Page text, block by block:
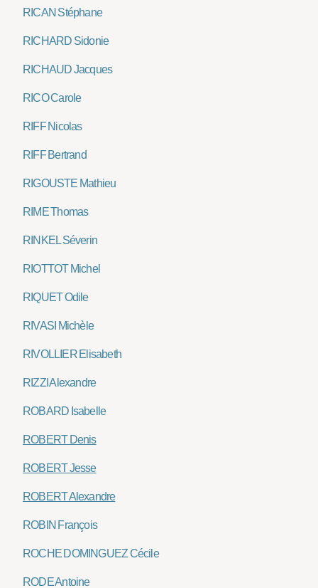
RICAN Stéphane
RICHARD Sidonie
RICHAUD Jacques
RICO Carole
RIFF Nicolas
RIFF Bertrand
RIGOUSTE Mathieu
RIME Thomas
RINKEL Séverin
RIOTTOT Michel
RIQUET Odile
RIVASI Michèle
RIVOLLIER Elisabeth
RIZZI Alexandre
ROBARD Isabelle
ROBERT Denis
ROBERT Jesse
ROBERT Alexandre
ROBIN François
ROCHE DOMINGUEZ Cécile
RODE Antoine